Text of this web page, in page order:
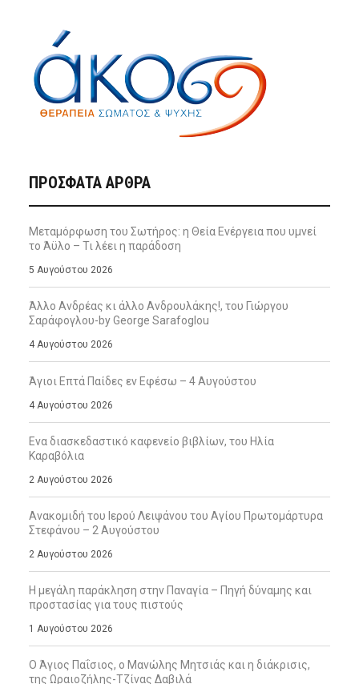
ΠΡΌΣΦΑΤΑ ΆΡΘΡΑ
Μεταμόρφωση του Σωτήρος: η Θεία Ενέργεια που υμνεί
το Άϋλο – Τι λέει η παράδοση
5 Αυγούστου 2026
Άλλο Ανδρέας κι άλλο Ανδρουλάκης!, του Γιώργου
Σαράφογλου-by George Sarafoglou
4 Αυγούστου 2026
Άγιοι Επτά Παίδες εν Εφέσω – 4 Αυγούστου
4 Αυγούστου 2026
Ενα διασκεδαστικό καφενείο βιβλίων, του Ηλία
Καραβόλια
2 Αυγούστου 2026
Ανακομιδή του Ιερού Λειψάνου του Αγίου Πρωτομάρτυρα
Στεφάνου – 2 Αυγούστου
2 Αυγούστου 2026
Η μεγάλη παράκληση στην Παναγία – Πηγή δύναμης και
προστασίας για τους πιστούς
1 Αυγούστου 2026
Ο Άγιος Παΐσιος, ο Μανώλης Μητσιάς και η διάκρισις,
της Ωραιοζήλης-Τζίνας Δαβιλά